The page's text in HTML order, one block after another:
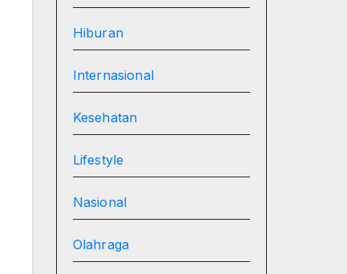
Hiburan
Internasional
Kesehatan
Lifestyle
Nasional
Olahraga